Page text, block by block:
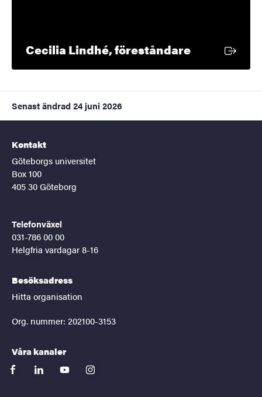
Cecilia Lindhé, föreståndareExtern länk
Senast ändrad 24 juni 2026
Kontakt
Göteborgs universitet
Box 100
405 30 Göteborg
Telefonväxel
031-786 00 00
Helgfria vardagar 8-16
Besöksadress
Hitta organisation
Org. nummer: 202100-3153
Våra kanaler
facebooklinkedinyoutubeinstagram